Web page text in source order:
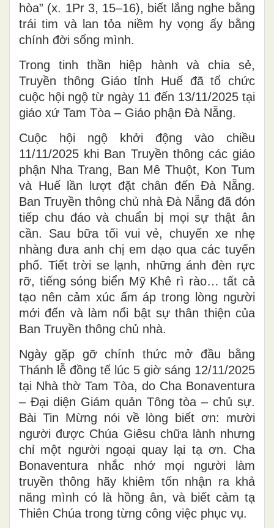
hòa” (x. 1Pr 3, 15–16), biết lắng nghe bằng
trái tim và lan tỏa niềm hy vọng ấy bằng
chính đời sống mình.
Trong tinh thần hiệp hành và chia sẻ,
Truyền thông Giáo tỉnh Huế đã tổ chức
cuộc hội ngộ từ ngày 11 đến 13/11/2025 tại
giáo xứ Tam Tòa – Giáo phận Đà Nẵng.
Cuộc hội ngộ khởi động vào chiều
11/11/2025 khi Ban Truyền thông các giáo
phận Nha Trang, Ban Mê Thuột, Kon Tum
và Huế lần lượt đặt chân đến Đà Nẵng.
Ban Truyền thông chủ nhà Đà Nẵng đã đón
tiếp chu đáo và chuẩn bị mọi sự thật ân
cần. Sau bữa tối vui vẻ, chuyến xe nhẹ
nhàng đưa anh chị em dạo qua các tuyến
phố. Tiết trời se lạnh, những ánh đèn rực
rỡ, tiếng sóng biển Mỹ Khê rì rào… tất cả
tạo nên cảm xúc ấm áp trong lòng người
mới đến và làm nổi bật sự thân thiện của
Ban Truyền thông chủ nhà.
Ngày gặp gỡ chính thức mở đầu bằng
Thánh lễ đồng tế lúc 5 giờ sáng 12/11/2025
tại Nhà thờ Tam Tòa, do Cha Bonaventura
– Đại diện Giám quản Tông tòa – chủ sự.
Bài Tin Mừng nói về lòng biết ơn: mười
người được Chúa Giêsu chữa lành nhưng
chỉ một người ngoại quay lại tạ ơn. Cha
Bonaventura nhắc nhớ mọi người làm
truyền thông hãy khiêm tốn nhận ra khả
năng mình có là hồng ân, và biết cảm tạ
Thiên Chúa trong từng công việc phục vụ.